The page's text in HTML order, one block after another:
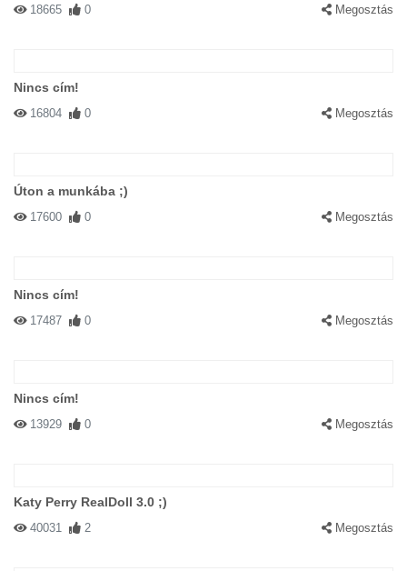
18665 0 Megosztás
Nincs cím!
16804 0 Megosztás
Úton a munkába ;)
17600 0 Megosztás
Nincs cím!
17487 0 Megosztás
Nincs cím!
13929 0 Megosztás
Katy Perry RealDoll 3.0 ;)
40031 2 Megosztás